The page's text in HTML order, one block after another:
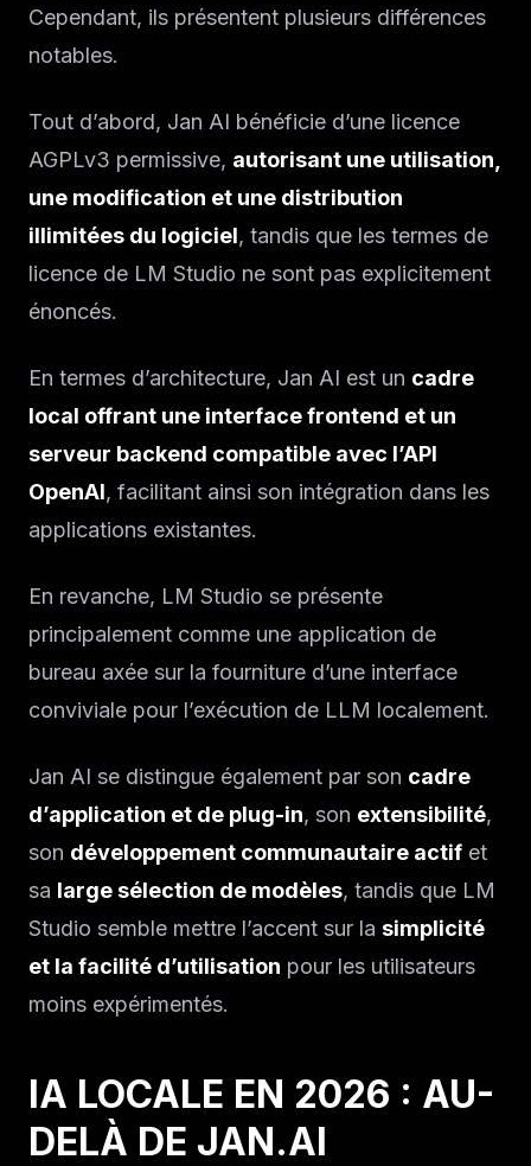
Cependant, ils présentent plusieurs différences
notables.
Tout d’abord, Jan AI bénéficie d’une licence
AGPLv3 permissive, autorisant une utilisation,
une modification et une distribution
illimitées du logiciel, tandis que les termes de
licence de LM Studio ne sont pas explicitement
énoncés.
En termes d’architecture, Jan AI est un cadre
local offrant une interface frontend et un
serveur backend compatible avec l’API
OpenAI, facilitant ainsi son intégration dans les
applications existantes.
En revanche, LM Studio se présente
principalement comme une application de
bureau axée sur la fourniture d’une interface
conviviale pour l’exécution de LLM localement.
Jan AI se distingue également par son cadre
d’application et de plug-in, son extensibilité,
son développement communautaire actif et
sa large sélection de modèles, tandis que LM
Studio semble mettre l’accent sur la simplicité
et la facilité d’utilisation pour les utilisateurs
moins expérimentés.
IA LOCALE EN 2026 : AU-
DELÀ DE JAN.AI